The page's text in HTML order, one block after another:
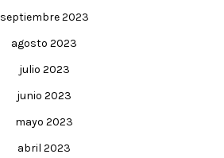
septiembre 2023
agosto 2023
julio 2023
junio 2023
mayo 2023
abril 2023